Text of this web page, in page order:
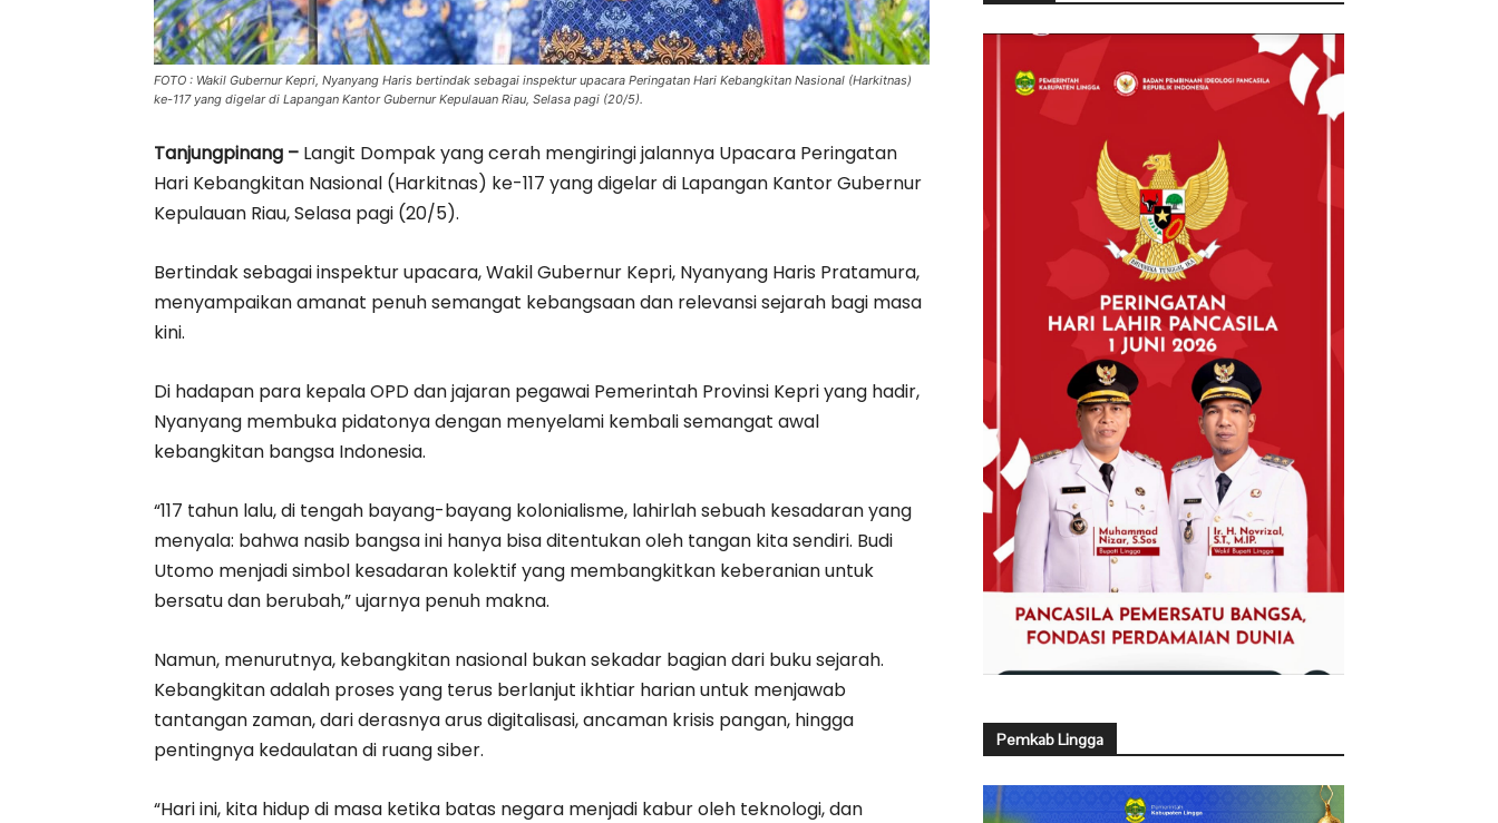
FOTO : Wakil Gubernur Kepri, Nyanyang Haris bertindak sebagai inspektur upacara Peringatan Hari Kebangkitan Nasional (Harkitnas)
ke-117 yang digelar di Lapangan Kantor Gubernur Kepulauan Riau, Selasa pagi (20/5).
Tanjungpinang – Langit Dompak yang cerah mengiringi jalannya Upacara Peringatan
Hari Kebangkitan Nasional (Harkitnas) ke-117 yang digelar di Lapangan Kantor Gubernur
Kepulauan Riau, Selasa pagi (20/5).
Bertindak sebagai inspektur upacara, Wakil Gubernur Kepri, Nyanyang Haris Pratamura,
menyampaikan amanat penuh semangat kebangsaan dan relevansi sejarah bagi masa
kini.
Di hadapan para kepala OPD dan jajaran pegawai Pemerintah Provinsi Kepri yang hadir,
Nyanyang membuka pidatonya dengan menyelami kembali semangat awal
kebangkitan bangsa Indonesia.
“117 tahun lalu, di tengah bayang-bayang kolonialisme, lahirlah sebuah kesadaran yang
menyala: bahwa nasib bangsa ini hanya bisa ditentukan oleh tangan kita sendiri. Budi
Utomo menjadi simbol kesadaran kolektif yang membangkitkan keberanian untuk
bersatu dan berubah,” ujarnya penuh makna.
Namun, menurutnya, kebangkitan nasional bukan sekadar bagian dari buku sejarah.
Kebangkitan adalah proses yang terus berlanjut ikhtiar harian untuk menjawab
tantangan zaman, dari derasnya arus digitalisasi, ancaman krisis pangan, hingga
pentingnya kedaulatan di ruang siber.
“Hari ini, kita hidup di masa ketika batas negara menjadi kabur oleh teknologi, dan
Pemkab Lingga